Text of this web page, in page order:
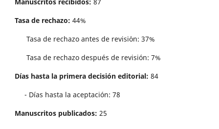
Tasa de rechazo: 44%
Tasa de rechazo antes de revisi´on: 37%
Tasa de rechazo después de revisión: 7%
Días hasta la primera decisión editorial: 84
- Días hasta la aceptación: 78
Manuscritos publicados: 25